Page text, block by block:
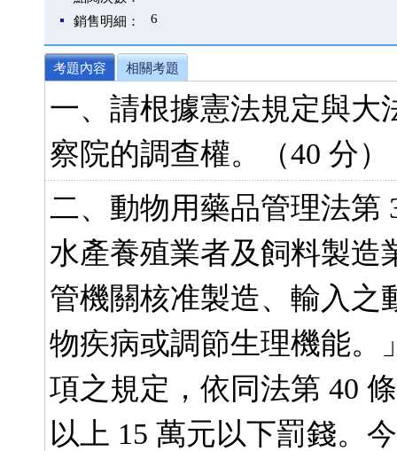
銷售明細：
6
考題內容 相關考題
一、請根據憲法規定與大
察院的調查權。（40 分）
二、動物用藥品管理法第
水產養殖業者及飼料製造
管機關核准製造、輸入之
物疾病或調節生理機能。
項之規定，依同法第 40
以上 15 萬元以下罰錢。